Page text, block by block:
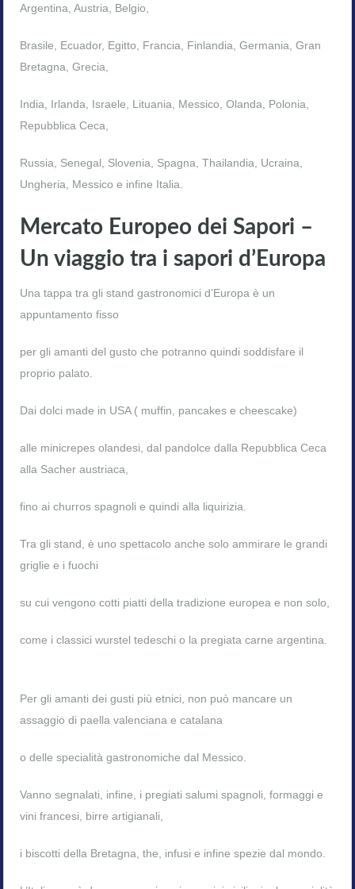
Argentina, Austria, Belgio,
Brasile, Ecuador, Egitto, Francia, Finlandia, Germania, Gran
Bretagna, Grecia,
India, Irlanda, Israele, Lituania, Messico, Olanda, Polonia,
Repubblica Ceca,
Russia, Senegal, Slovenia, Spagna, Thailandia, Ucraina,
Ungheria, Messico e infine Italia.
Mercato Europeo dei Sapori –
Un viaggio tra i sapori d’Europa
Una tappa tra gli stand gastronomici d’Europa è un
appuntamento fisso
per gli amanti del gusto che potranno quindi soddisfare il
proprio palato.
Dai dolci made in USA ( muffin, pancakes e cheescake)
alle minicrepes olandesi, dal pandolce dalla Repubblica Ceca
alla Sacher austriaca,
fino ai churros spagnoli e quindi alla liquirizia.
Tra gli stand, è uno spettacolo anche solo ammirare le grandi
griglie e i fuochi
su cui vengono cotti piatti della tradizione europea e non solo,
come i classici wurstel tedeschi o la pregiata carne argentina.
Per gli amanti dei gusti più etnici, non può mancare un
assaggio di paella valenciana e catalana
o delle specialità gastronomiche dal Messico.
Vanno segnalati, infine, i pregiati salumi spagnoli, formaggi e
vini francesi, birre artigianali,
i biscotti della Bretagna, the, infusi e infine spezie dal mondo.